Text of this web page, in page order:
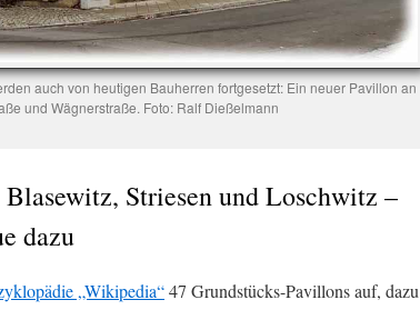
auch von heutigen Bauherren fortgesetzt: Ein neuer Pavillon an
und Wägnerstraße. Foto: Ralf Dießelmann
Striesen und Loschwitz –
dazu
„Wikipedia“47 Grundstücks-Pavillons auf, dazu